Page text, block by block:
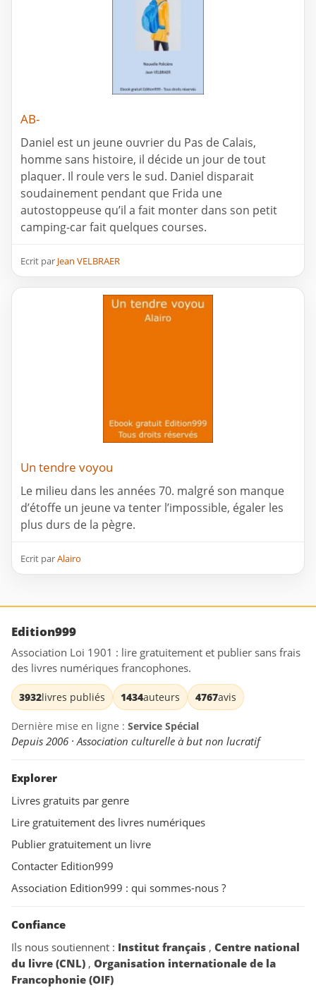
AB-
Daniel est un jeune ouvrier du Pas de Calais,
homme sans histoire, il décide un jour de tout
plaquer. Il roule vers le sud. Daniel disparait
soudainement pendant que Frida une
autostoppeuse qu’il a fait monter dans son petit
camping-car fait quelques courses.
Ecrit par Jean VELBRAER
Un tendre voyou
Le milieu dans les années 70. malgré son manque
d’étoffe un jeune va tenter l’impossible, égaler les
plus durs de la pègre.
Ecrit parAlairo
Edition999
Association Loi 1901 : lire gratuitement et publier sans frais
des livres numériques francophones.
3932livres publiés 1434auteurs 4767avis
Dernière mise en ligne : Service Spécial
Depuis 2006 · Association culturelle à but non lucratif
Explorer
Livres gratuits par genre
Lire gratuitement des livres numériques
Publier gratuitement un livre
Contacter Edition999
Association Edition999 : qui sommes-nous ?
Confiance
Ils nous soutiennent : Institut français , Centre national
du livre (CNL) , Organisation internationale de la
Francophonie (OIF)